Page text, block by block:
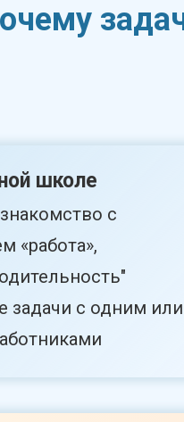
с
«работа»,
задачи с одним или
школе